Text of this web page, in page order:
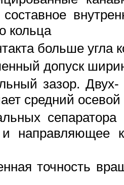
составное
кольца
больше угла
допуск
зазор.
средний
сепаратора
направляющее
точность